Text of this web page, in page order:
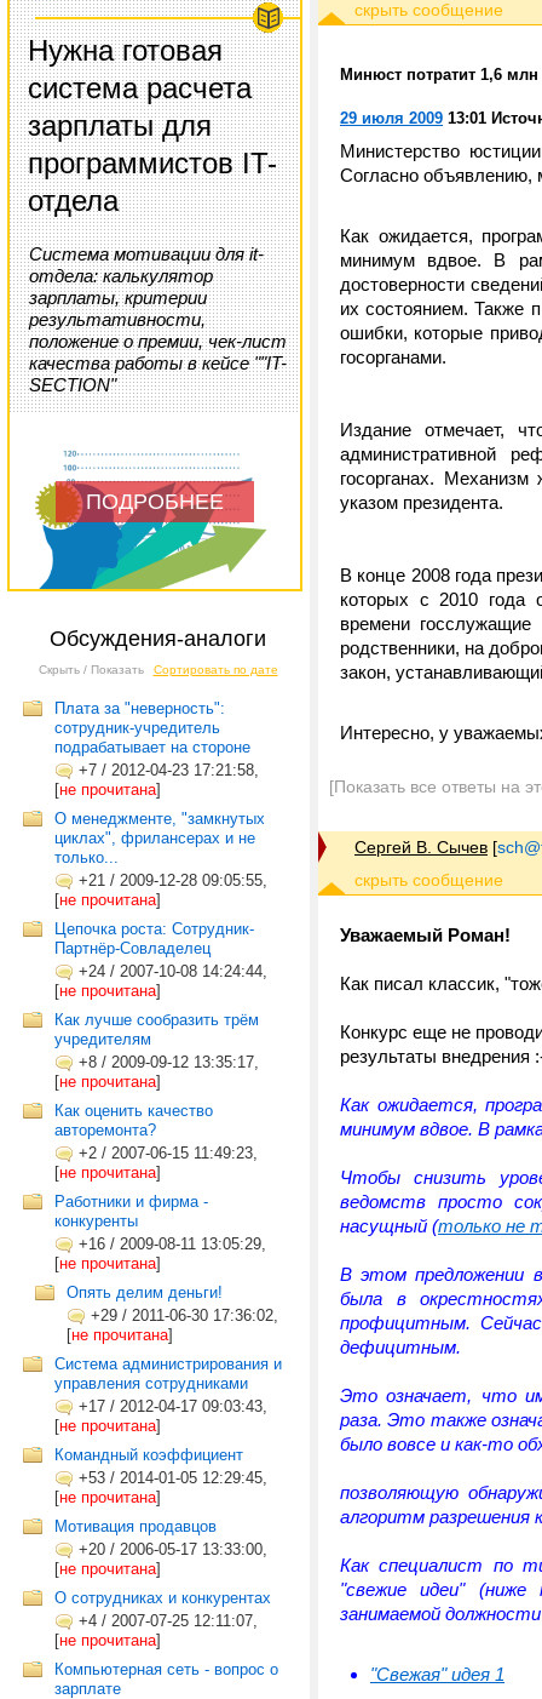
Нужна готовая
система расчета
зарплаты для
программистов IT-
отдела
Система мотивации для it-
отдела: калькулятор
зарплаты, критерии
результативности,
положение о премии, чек-лист
качества работы в кейсе ""IT-
SECTION"
ПОДРОБНЕЕ
Обсуждения-аналоги
Скрыть / Показать Сортировать по дате
Плата за "неверность":
сотрудник-учредитель
подрабатывает на стороне
+7 / 2012-04-23 17:21:58,
[не прочитана]
О менеджменте, "замкнутых
циклах", фрилансерах и не
только...
+21 / 2009-12-28 09:05:55,
[не прочитана]
Цепочка роста: Сотрудник-
Партнёр-Совладелец
+24 / 2007-10-08 14:24:44,
[не прочитана]
Как лучше сообразить трём
учредителям
+8 / 2009-09-12 13:35:17,
[не прочитана]
Как оценить качество
авторемонта?
+2 / 2007-06-15 11:49:23,
[не прочитана]
Работники и фирма -
конкуренты
+16 / 2009-08-11 13:05:29,
[не прочитана]
Опять делим деньги!
+29 / 2011-06-30 17:36:02,
[не прочитана]
Система администрирования и
управления сотрудниками
+17 / 2012-04-17 09:03:43,
[не прочитана]
Командный коэффициент
+53 / 2014-01-05 12:29:45,
[не прочитана]
Мотивация продавцов
+20 / 2006-05-17 13:33:00,
[не прочитана]
О сотрудниках и конкурентах
+4 / 2007-07-25 12:11:07,
[не прочитана]
Компьютерная сеть - вопрос о
зарплате
Минюст потратит 1,6
29 июля 2009 13:01
Министерство
Согласно объявлению,
Как ожидается,
минимум вдвое. В
достоверности
их состоянием. Также
ошибки, которые
госорганами.
Издание отмечает,
административной
госорганах.
указом президента.
В конце 2008 года
которых с 2010 года
времени
родственники, на
закон,
Интересно, у
[Показать все ответы на
Сергей В. Сычев [
Уважаемый Роман!
Как писал классик,
Конкурс еще не
результаты внедрения
Как ожидается,
минимум вдвое. В
Чтобы снизить
ведомств просто
насущный (только не
В этом предложении
была в
профицитным.
дефицитным.
Это означает, что
раза. Это также
было вовсе и как-то
позволяющую
алгоритм разрешения
Как специалист по
"свежие идеи" (ниже
занимаемой
"Свежая" идея 1